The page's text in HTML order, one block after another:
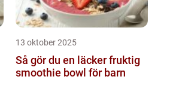
13 oktober 2025
Så gör du en läcker fruktig
smoothie bowl för barn